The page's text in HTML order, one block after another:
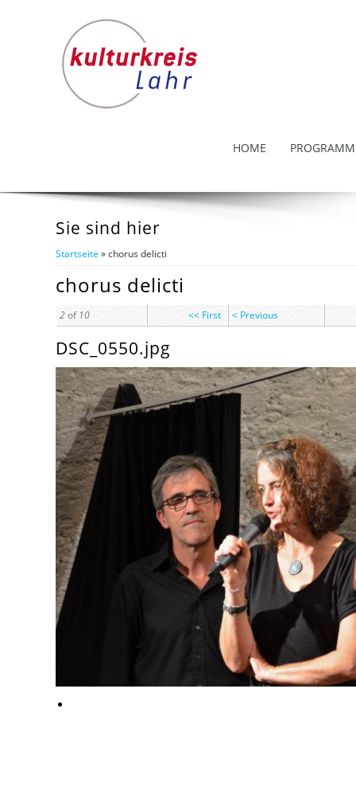
HOME PROGRAMM
Sie sind hier
Startseite » chorus delicti
chorus delicti
2of 10 << First < Previous
DSC_0550.jpg